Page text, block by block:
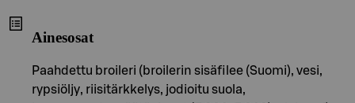
Ainesosat
Paahdettu broileri (broilerin sisäfilee (Suomi), vesi,
rypsiöljy, riisitärkkelys, jodioitu suola,